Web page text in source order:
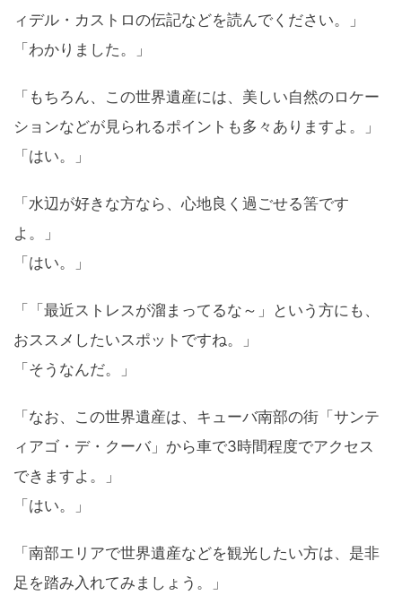
ィデル・カストロの伝記などを読んでください。」
「わかりました。」
「もちろん、この世界遺産には、美しい自然のロケー
ションなどが見られるポイントも多々ありますよ。」
「はい。」
「水辺が好きな方なら、心地良く過ごせる筈です
よ。」
「はい。」
「「最近ストレスが溜まってるな～」という方にも、
おススメしたいスポットですね。」
「そうなんだ。」
「なお、この世界遺産は、キューバ南部の街「サンテ
ィアゴ・デ・クーバ」から車で3時間程度でアクセス
できますよ。」
「はい。」
「南部エリアで世界遺産などを観光したい方は、是非
足を踏み入れてみましょう。」